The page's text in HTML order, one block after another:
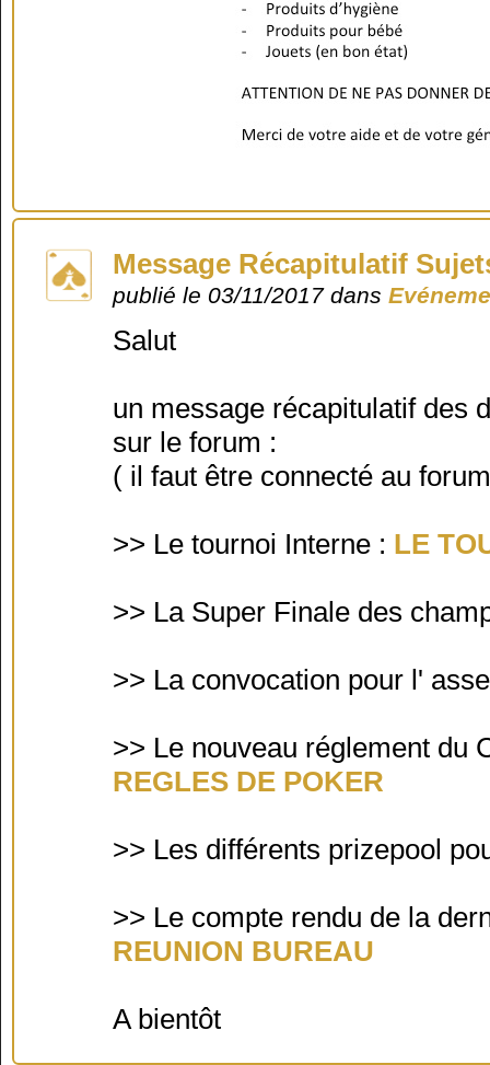
Message Récapitulatif
publié le 03/11/2017 dans
Salut
un message récapitulatif des
sur le forum :
( il faut être connecté au
>> Le tournoi Interne : LE
>> La Super Finale des
>> La convocation pour l'
>> Le nouveau réglement du
REGLES DE POKER
>> Les différents prizepool
>> Le compte rendu de la
REUNION BUREAU
A bientôt